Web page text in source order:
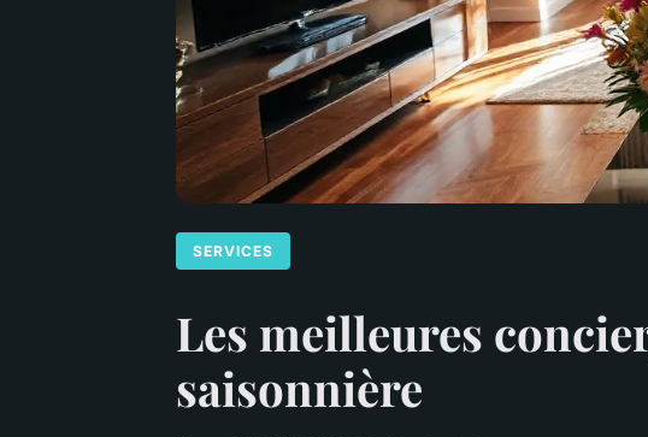
SERVICES
Les meilleures
saisonnière